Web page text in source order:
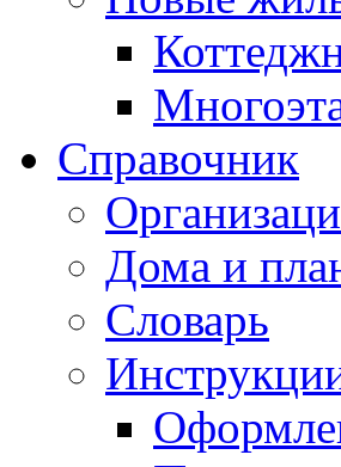
Справочник
Дома и
Словарь